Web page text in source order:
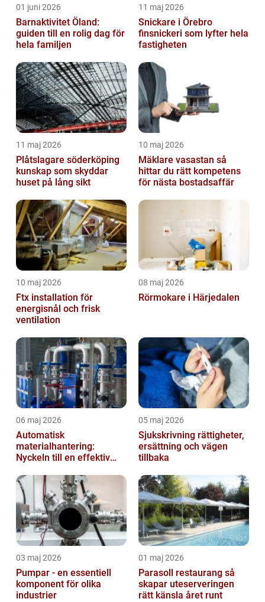
01 juni 2026
Barnaktivitet Öland:
guiden till en rolig dag för
hela familjen
11 maj 2026
Snickare i Örebro
finsnickeri som lyfter hela
fastigheten
11 maj 2026
Plåtslagare söderköping
kunskap som skyddar
huset på lång sikt
10 maj 2026
Mäklare vasastan så
hittar du rätt kompetens
för nästa bostadsaffär
10 maj 2026
Ftx installation för
energisnål och frisk
ventilation
08 maj 2026
Rörmokare i Härjedalen
06 maj 2026
Automatisk
materialhantering:
Nyckeln till en effektiv
05 maj 2026
Sjukskrivning rättigheter,
ersättning och vägen
tillbaka
03 maj 2026
Pumpar - en essentiell
komponent för olika
industrier
01 maj 2026
Parasoll restaurang så
skapar uteserveringen
rätt känsla året runt